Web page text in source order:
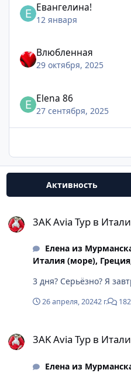
Евангелина!
12 января
Влюбленная
29 октября, 2025
Elena 86
27 сентября, 2025
Активность
3AK Avia Тур в
Елена из
Италия (море),
3 дня? Серьёзно? Я
26 апреля, 20242 г.
3AK Avia Тур в
Елена из